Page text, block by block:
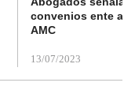
convenios ente
AMC
13/07/2023